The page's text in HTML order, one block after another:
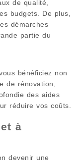
de qualité,
budgets. De plus,
démarches
partie du
bénéficiez non
de rénovation,
des aides
réduire vos coûts.
à
devenir une